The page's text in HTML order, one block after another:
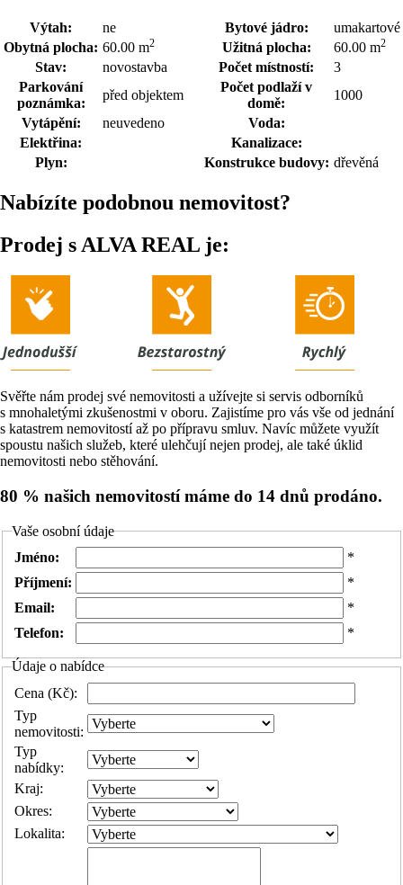
Výtah: ne Bytové jádro:
umakartové
Obytná plocha: 60.00 m2 Užitná plocha: 60.00 m2
Stav: novostavba Počet místností:
3
Parkování
poznámka:
před objektem
Počet podlaží v
domě:
1000
Vytápění:
neuvedeno
Voda:
Elektřina:
Kanalizace:
Plyn:
Konstrukce budovy: dřevěná
Nabízíte podobnou nemovitost?
Prodej s ALVA REAL je:
Svěřte nám prodej své nemovitosti a užívejte si servis odborníků
s mnohaletými zkušenostmi v oboru. Zajistíme pro vás vše od jednání
s katastrem nemovitostí až po přípravu smluv. Navíc můžete využít
spoustu našich služeb, které ulehčují nejen prodej, ale také úklid
nemovitosti nebo stěhování.
80 % našich nemovitostí máme do 14 dnů prodáno.
Vaše osobní údaje
Jméno:
*
Příjmení:
*
Email:
*
Telefon:
*
Údaje o nabídce
Cena (Kč):
Typ
nemovitosti:
Typ
nabídky:
Kraj:
Okres:
Lokalita: